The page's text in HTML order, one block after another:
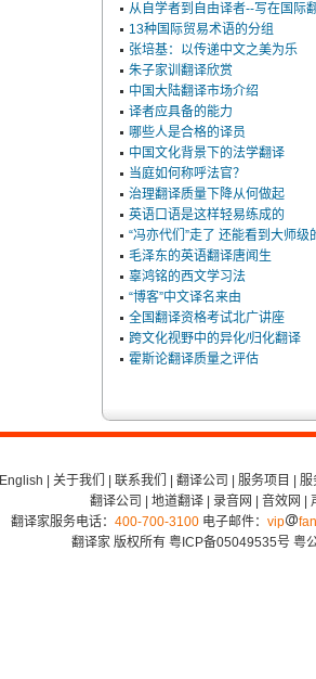
从自学者到自由译者--写在国际
13种国际贸易术语的分组
张培基：以传递中文之美为乐
朱子家训翻译欣赏
中国大陆翻译市场介绍
译者应具备的能力
哪些人是合格的译员
中国文化背景下的法学翻译
当庭如何称呼法官？
治理翻译质量下降从何做起
英语口语是这样轻易练成的
“冯亦代们”走了 还能看到大师级
毛泽东的英语翻译唐闻生
辜鸿铭的西文学习法
“博客”中文译名来由
全国翻译资格考试北广讲座
跨文化视野中的异化/归化翻译
霍斯论翻译质量之评估
English 关于我们 联系我们 翻译公司 服务项目
服
翻译公司
地道翻译| 录音网 音效网
翻译家服务电话： 400-700-3100电子邮件： vip
翻译家 版权所有 粤ICP备05049535号 粤